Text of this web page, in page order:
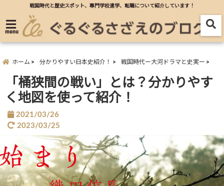
戦国時代と歴史スポット、專門学校進学、転職について紹介しています！
menu
ホーム 分かりやすい日本史紹介！ 戦国時代ー大河ドラマと史実ー
「桶狭間の戦い」とは？分かりやす
く地図を使って紹介！
2021/03/26
2023/03/25